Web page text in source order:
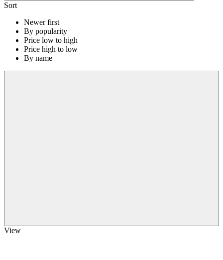
Sort
Newer first
By popularity
Price low to high
Price high to low
By name
View